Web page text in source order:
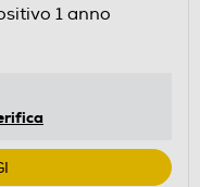
1 anno